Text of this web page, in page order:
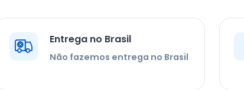
Entrega no Brasil
Não fazemos entrega no Brasil